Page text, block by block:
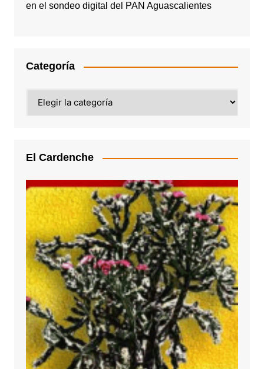
en el sondeo digital del PAN Aguascalientes
Categoría
El Cardenche